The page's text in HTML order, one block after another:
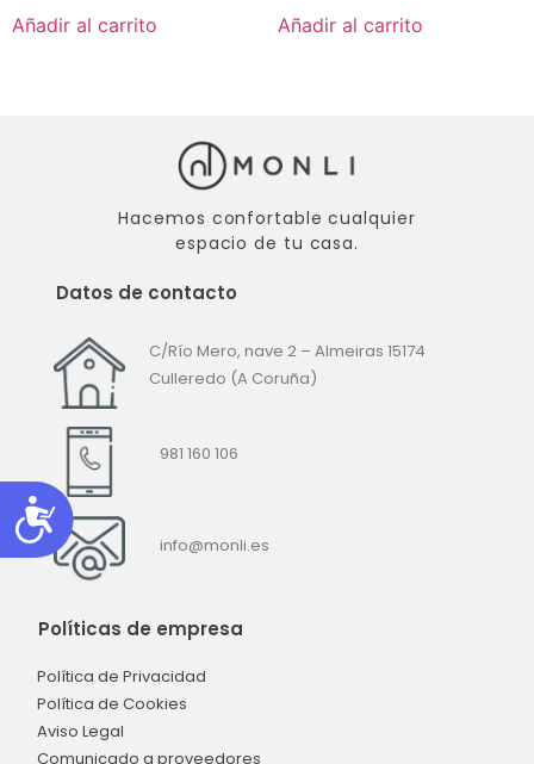
Accesibilidad
Añadir al carrito Añadir al carrito
Hacemos confortable cualquier
espacio de tu casa.
Datos de contacto
C/Río Mero, nave 2 – Almeiras 15174
Culleredo (A Coruña)
981 160 106
info@monli.es
Políticas de empresa
Política de Privacidad
Política de Cookies
Aviso Legal
Comunicado a proveedores